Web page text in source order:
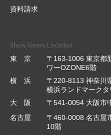
資料請求
Show Room Location
東 京
〒163-1006 東京都
ワーOZONE6階
横 浜
〒220-8113 神奈川
横浜ランドマーク
大 阪
〒541-0054 大阪市
名古屋
〒460-0008 名古屋
10階